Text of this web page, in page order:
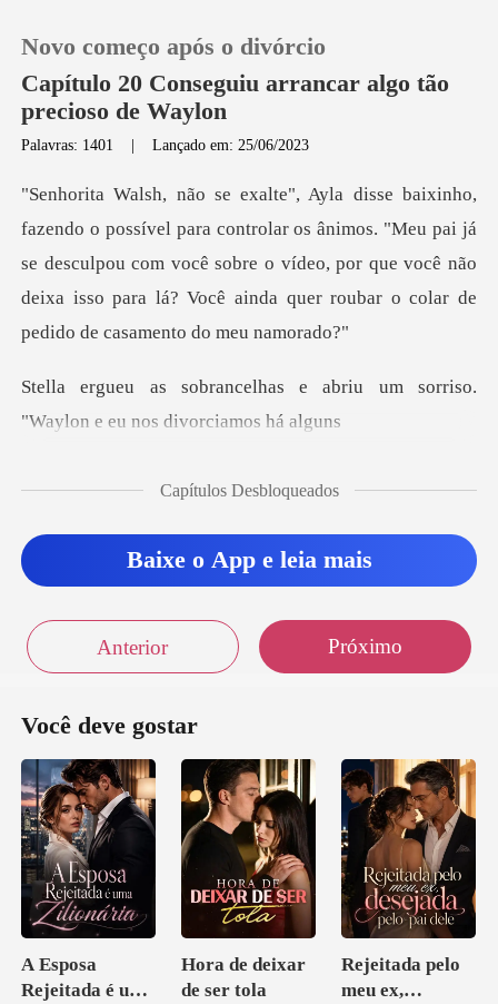
Loja
Histórico
Baixar App
Novo começo após o divórcio
Capítulo 20 Conseguiu arrancar algo tão
precioso de Waylon
Palavras: 1401 |Lançado em: 25/06/2023
lar os ânimos. "Meu pai já
se desculpou com você sobre o vídeo, por que você não
deix
e abriu um sorriso.
"Waylon
Capítulos Desbloqueados
Baixe o App e leia mais
Anterior Próximo
Você deve gostar
A Esposa
Rejeitada é uma
Hora de deixar
de ser tola
Rejeitada pelo
meu ex,